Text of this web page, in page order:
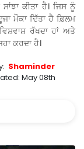
ਕੀਤਾ ਹੈ। ਜਿਸ ਨੂੰ
ਮੌਕਾ ਦਿੱਤਾ ਹੈ ਫ਼ਿਲਮ
ਰੱਖਦਾ ਹਾਂ ਅਤੇ
ਕਰਦਾ ਹੈ।
Shaminder
May 08th